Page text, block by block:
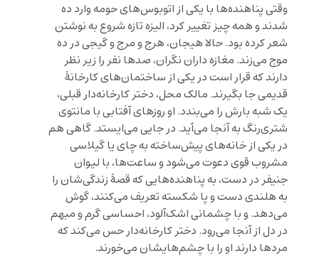
وقتی پناهنده‌ها با یکی از اتوبوس‌های حومه وارد ده
شدند و همه چیز تغییر کرد، الیزه تازه شروع به نوشتن
شعر کرده بود. حالا هیجان، هرج و مرج و گیجی در ده
موج می‌زند. مغازه داران نگران، صدها نفر را زیر نظر
دارند که قرار است در یکی از ساختمان‌های کارخانۀ
قدیمی جا بگیرند. مالک محل، دختر کارخانه‌دار قبلی،
یک شبه بارش را می‌بندد. او روزهای آفتابی با مانتوی
شتری‌رنگ به آنجا می‌آید. در جایی می‌ایستد. گاهی هم
در یکی از خانه‌های پیش‌ساخته به چای یا گیلاسی
مشروب قوی دعوت می‌شود و ساعت‌ها، با لیوان
جنیفر در دست، به پناهنده‌هایی که قصۀ زندگی‌شان را
به هلندی دست و پا شکسته تعریف می‌کنند، گوش
می‌دهد. و با چشمانی اشک‌آلود، احساسی گرم و مبهم
در دل از آنجا می‌رود. دختر کارخانه‌دار حس می‌کند که
مردها دارند او را با چشم‌هایشان می‌خورند.